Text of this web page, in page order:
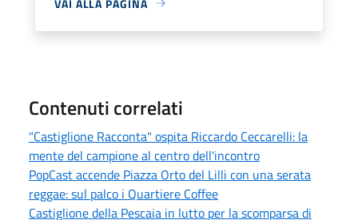
Contenuti correlati
"Castiglione Racconta" ospita Riccardo Ceccarelli: la
mente del campione al centro dell'incontro
PopCast accende Piazza Orto del Lilli con una serata
reggae: sul palco i Quartiere Coffee
Castiglione della Pescaia in lutto per la scomparsa di